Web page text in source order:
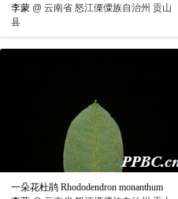
李蒙 @ 云南省 怒江傈僳族自治州 贡山
县
一朵花杜鹃 Rhododendron monanthum